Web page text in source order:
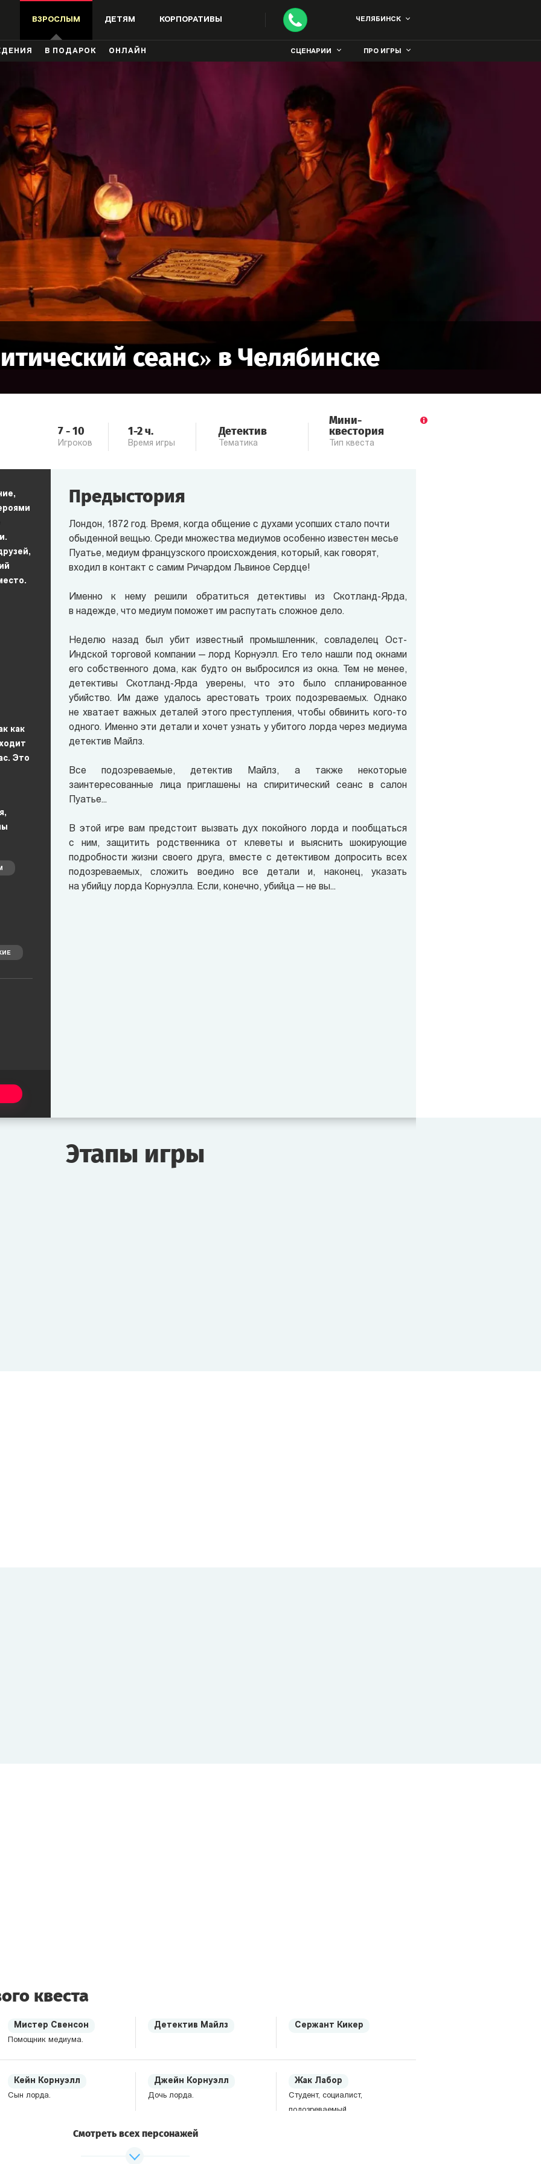
ВЗРОСЛЫМ ДЕТЯМ КОРПОРАТИВЫ ЧЕЛЯБИНСК
В ПОДАРОК ОНЛАЙН СЦЕНАРИИ ПРО ИГРЫ
сеанс» в Челябинске
7-10
Игроков
1-2ч.
Время игры
Детектив
Тематика
Мини-
квестория
Тип квеста
как
Это
Предыстория
Лондон, 1872 год. Время, когда общение с духами усопших стало почти
обыденной вещью. Среди множества медиумов особенно известен месье
Пуатье, медиум французского происхождения, который, как говорят,
входил в контакт с самим Ричардом Львиное Сердце!
Именно к нему решили обратиться детективы из Скотланд-Ярда,
в надежде, что медиум поможет им распутать сложное дело.
Неделю назад был убит известный промышленник, совладелец Ост-
Индской торговой компании — лорд Корнуэлл. Его тело нашли под окнами
его собственного дома, как будто он выбросился из окна. Тем не менее,
детективы Скотланд-Ярда уверены, что это было спланированное
убийство. Им даже удалось арестовать троих подозреваемых. Однако
не хватает важных деталей этого преступления, чтобы обвинить кого-то
одного. Именно эти детали и хочет узнать у убитого лорда через медиума
детектив Майлз.
Все подозреваемые, детектив Майлз, а также некоторые
заинтересованные лица приглашены на спиритический сеанс в салон
Пуатье...
В этой игре вам предстоит вызвать дух покойного лорда и пообщаться
с ним, защитить родственника от клеветы и выяснить шокирующие
подробности жизни своего друга, вместе с детективом допросить всех
подозреваемых, сложить воедино все детали и, наконец, указать
на убийцу лорда Корнуэлла. Если, конечно, убийца — не вы...
Этапы игры
квеста
Мистер Свенсон
Помощник медиума.
Детектив Майлз Сержант Кикер
Кейн Корнуэлл
Сын лорда.
Джейн Корнуэлл
Дочь лорда.
Жак Лабор
Студент, социалист,
подозреваемый.
Смотреть всех персонажей